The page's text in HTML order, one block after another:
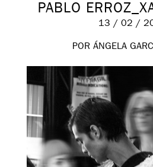
PABLO
13 / 02 /
POR ÁNGELA